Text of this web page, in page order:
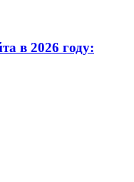
в 2026 году: